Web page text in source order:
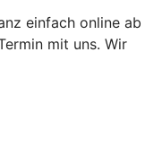
einfach online ab
mit uns. Wir